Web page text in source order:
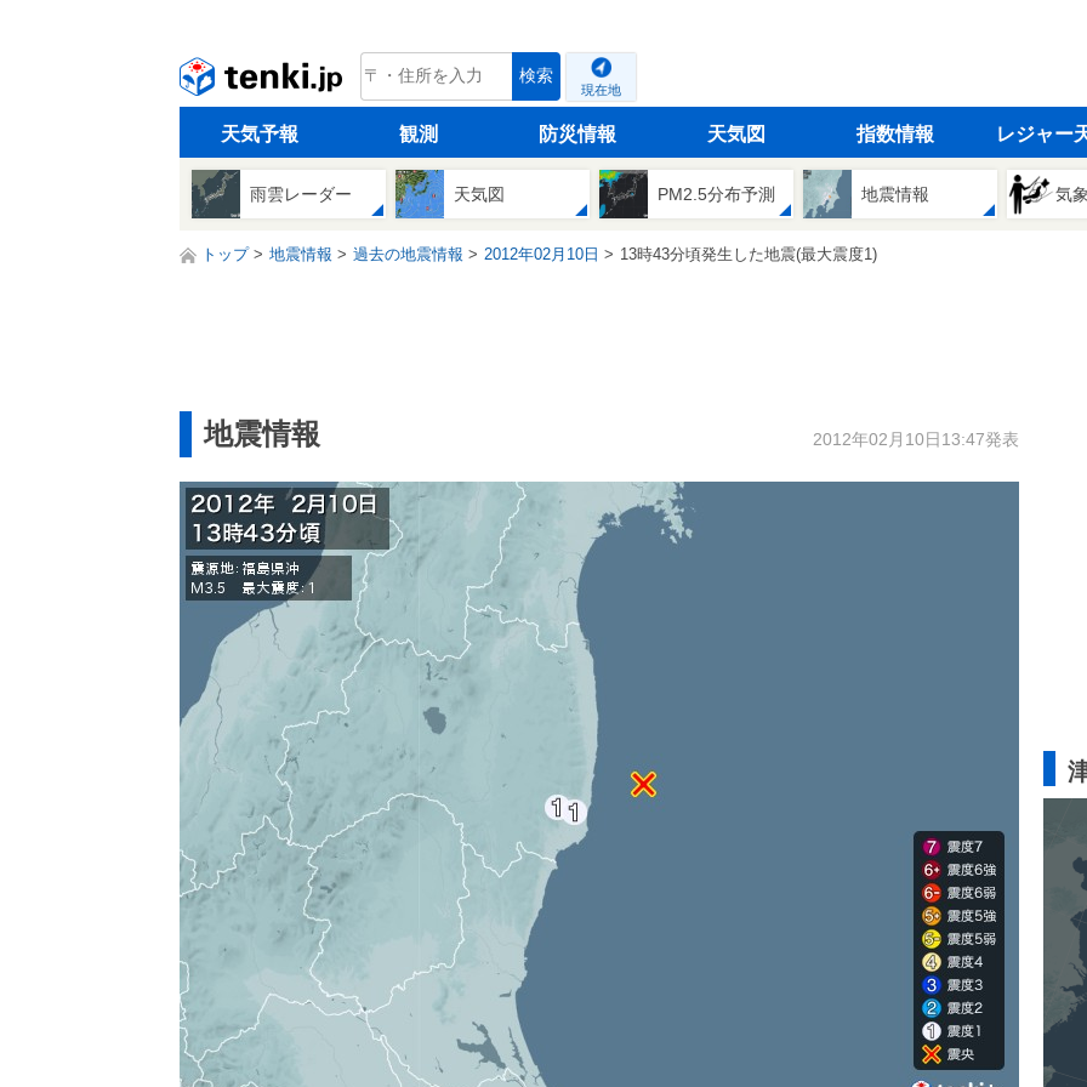
tenki.jp 検索
現在地
天気予報 観測 防災情報 天気図 指数情報 レジャー
雨雲レーダー 天気図 PM2.5分布予測 地震情報 気
トップ 地震情報 過去の地震情報 2012年02月10日 13時43分頃発生した地震(最大震度1)
地震情報 2012年02月10日13:47発表